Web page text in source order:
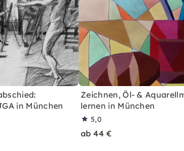
in München
Zeichnen, Öl- &
lernen in München
5,0
ab 44 €